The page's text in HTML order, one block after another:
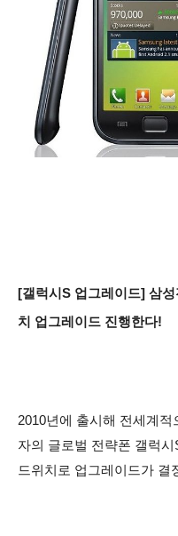
[갤럭시S 업그레이드] 삼
치 업그레이드 진행한다!
2010년에 출시해 전세계적
자의 글로벌 전략폰 갤럭
드위치로 업그레이드가 결